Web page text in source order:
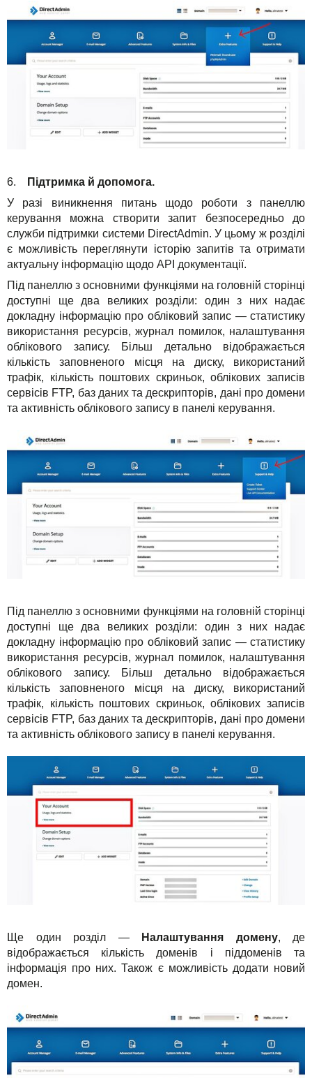
6.
Підтримка й допомога.
У разі виникнення питань щодо роботи з панеллю
керування можна створити запит безпосередньо до
служби підтримки системи DirectAdmin. У цьому ж розділі
є можливість переглянути історію запитів та отримати
актуальну інформацію щодо API документації.
Під панеллю з основними функціями на головній сторінці
доступні ще два великих розділи: один з них надає
докладну інформацію про обліковий запис — статистику
використання ресурсів, журнал помилок, налаштування
облікового запису. Більш детально відображається
кількість заповненого місця на диску, використаний
трафік, кількість поштових скриньок, облікових записів
сервісів FTP, баз даних та дескрипторів, дані про домени
та активність облікового запису в панелі керування.
Під панеллю з основними функціями на головній сторінці
доступні ще два великих розділи: один з них надає
докладну інформацію про обліковий запис — статистику
використання ресурсів, журнал помилок, налаштування
облікового запису. Більш детально відображається
кількість заповненого місця на диску, використаний
трафік, кількість поштових скриньок, облікових записів
сервісів FTP, баз даних та дескрипторів, дані про домени
та активність облікового запису в панелі керування.
Ще один розділ — Налаштування домену, де
відображається кількість доменів і піддоменів та
інформація про них. Також є можливість додати новий
домен.